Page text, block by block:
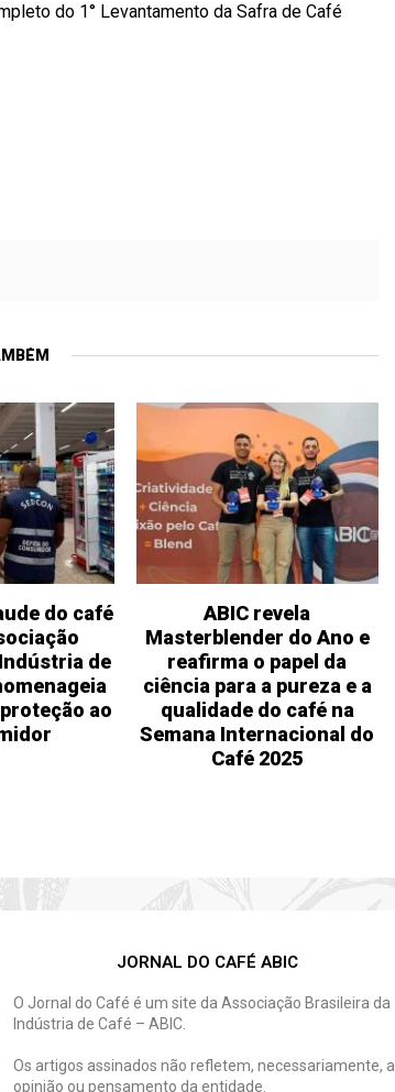
do 1° Levantamento da Safra de Café
do café
de
ao
ABIC revela
Masterblender do Ano e
reafirma o papel da
ciência para a pureza e a
qualidade do café na
Semana Internacional do
Café 2025
JORNAL DO CAFÉ ABIC
O Jornal do Café é um site da Associação Brasileira da
Indústria de Café – ABIC.
Os artigos assinados não refletem, necessariamente, a
opinião ou pensamento da entidade.